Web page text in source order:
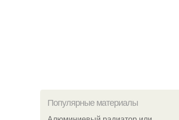
Популярные материалы